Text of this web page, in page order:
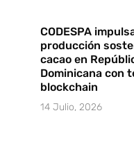
CODESPA
producción
cacao en
Dominicana con
blockchain
14 Julio, 2026